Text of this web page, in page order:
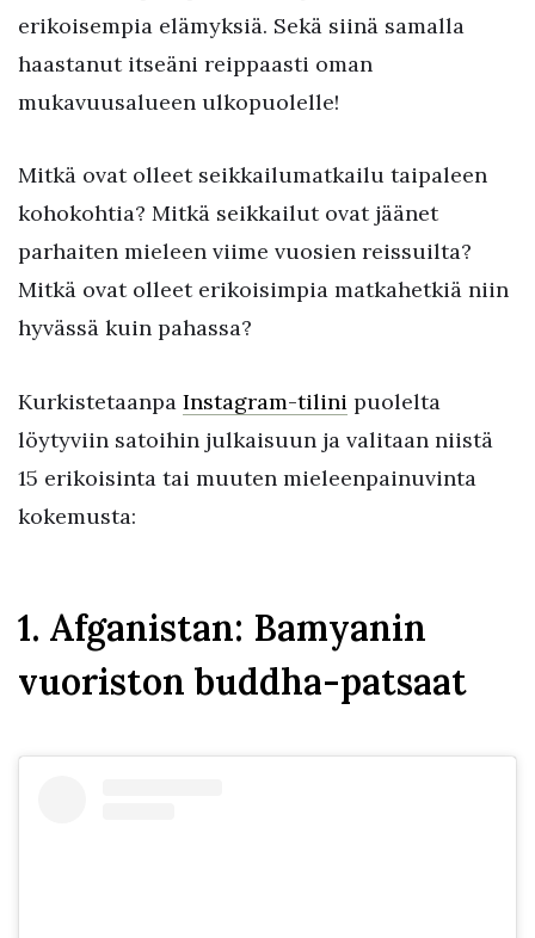
erikoisempia elämyksiä. Sekä siinä samalla
haastanut itseäni reippaasti oman
mukavuusalueen ulkopuolelle!
Mitkä ovat olleet seikkailumatkailu taipaleen
kohokohtia? Mitkä seikkailut ovat jäänet
parhaiten mieleen viime vuosien reissuilta?
Mitkä ovat olleet erikoisimpia matkahetkiä niin
hyvässä kuin pahassa?
Kurkistetaanpa Instagram-tilini puolelta
löytyviin satoihin julkaisuun ja valitaan niistä
15 erikoisinta tai muuten mieleenpainuvinta
kokemusta:
1. Afganistan: Bamyanin
vuoriston buddha-patsaat